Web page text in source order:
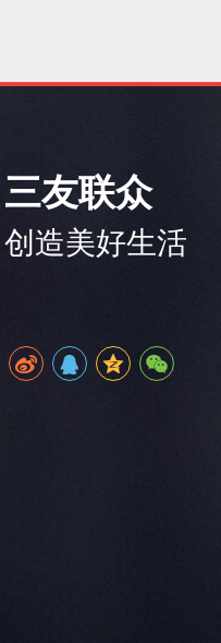
三友联众
创造美好生活